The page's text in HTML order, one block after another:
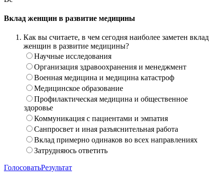
Вклад женщин в развитие медицины
Как вы считаете, в чем сегодня наиболее заметен вклад
женщин в развитие медицины?
Научные исследования
Организация здравоохранения и менеджмент
Военная медицина и медицина катастроф
Медицинское образование
Профилактическая медицина и общественное
здоровье
Коммуникация с пациентами и эмпатия
Санпросвет и иная разъяснительная работа
Вклад примерно одинаков во всех направлениях
Затрудняюсь ответить
ГолосоватьРезультат